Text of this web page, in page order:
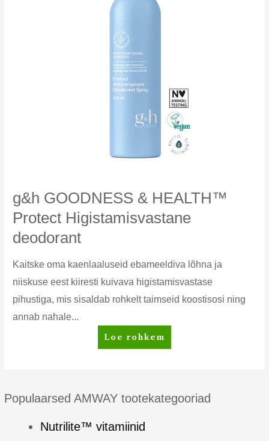
g&h GOODNESS & HEALTH™
Protect Higistamisvastane
deodorant
Kaitske oma kaenlaaluseid ebameeldiva lõhna ja
niiskuse eest kiiresti kuivava higistamisvastase
pihustiga, mis sisaldab rohkelt taimseid koostisosi ning
annab nahale...
g&h
GOODNESS
Protect
Higistamisvastane
deodorant
Loe rohkem
Populaarsed AMWAY tootekategooriad
Nutrilite™ vitamiinid